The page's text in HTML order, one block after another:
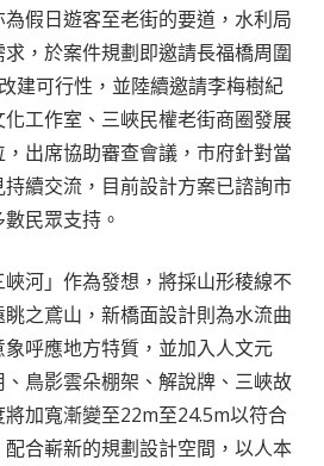
假日遊客至老街的要道，水利局
，於案件規劃即邀請長福橋周圍
建可行性，並陸續邀請李梅樹紀
工作室、三峽民權老街商圈發展
出席協助審查會議，市府針對當
續交流，目前設計方案已諮詢市
民眾支持。
河」作為發想，將採山形稜線不
之鳶山，新橋面設計則為水流曲
呼應地方特質，並加入人文元
鳥影雲朵棚架、解說牌、三峽故
加寬漸變至22m至24.5m以符合
合嶄新的規劃設計空間，以人本